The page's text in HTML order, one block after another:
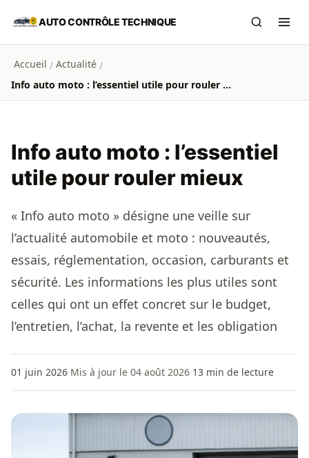
Aller au contenu principal
AUTO CONTRÔLE TECHNIQUE
Accueil / Actualité /
Info auto moto : l’essentiel utile pour rouler mieux
Info auto moto : l’essentiel
utile pour rouler mieux
« Info auto moto » désigne une veille sur
l’actualité automobile et moto : nouveautés,
essais, réglementation, occasion, carburants et
sécurité. Les informations les plus utiles sont
celles qui ont un effet concret sur le budget,
l’entretien, l’achat, la revente et les obligation
01 juin 2026·Mis à jour le 04 août 2026·13 min de lecture